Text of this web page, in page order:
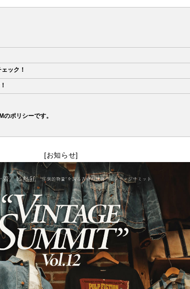
ック！
ポリシーです。
[お知らせ]